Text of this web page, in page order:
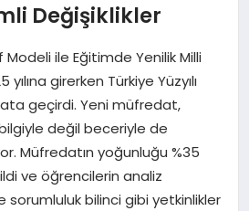
Değişiklikler
Modeli ile Eğitimde Yenilik Milli
yılına girerken Türkiye Yüzyılı
geçirdi. Yeni müfredat,
değil beceriyle de
Müfredatın yoğunluğu %35
ve öğrencilerin analiz
bilinci gibi yetkinlikler